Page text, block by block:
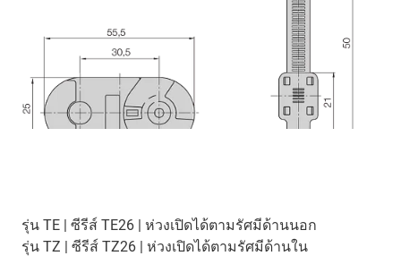
รุ่น TE | ซีรีส์ TE26 | ห่วงเปิดได้ตามรัศมีด้านนอก
รุ่น TZ | ซีรีส์ TZ26 | ห่วงเปิดได้ตามรัศมีด้านใน